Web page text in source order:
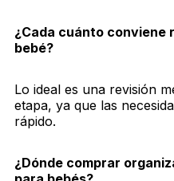
¿Cada cuánto conviene
bebé?
Lo ideal es una revisión
etapa, ya que las
rápido.
¿Dónde comprar